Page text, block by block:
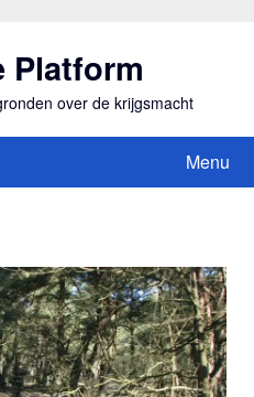
Platform
over de krijgsmacht
Menu